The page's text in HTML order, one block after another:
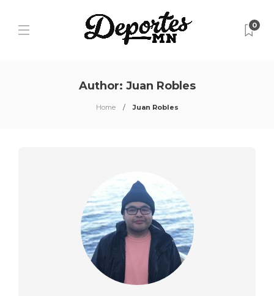
0
Author: Juan Robles
Home Juan Robles